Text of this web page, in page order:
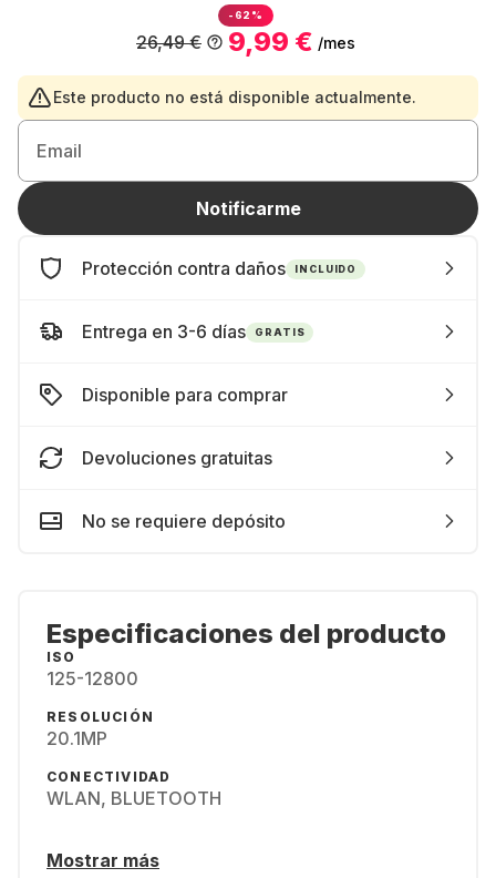
-62%
9,99 € /mes
26,49 €
Este producto no está disponible actualmente.
Email
Notificarme
Protección contra daños INCLUIDO
Entrega en 3-6 días GRATIS
Disponible para comprar
Devoluciones gratuitas
No se requiere depósito
Especificaciones del producto
ISO
125-12800
RESOLUCIÓN
20.1MP
CONECTIVIDAD
WLAN, BLUETOOTH
Mostrar más